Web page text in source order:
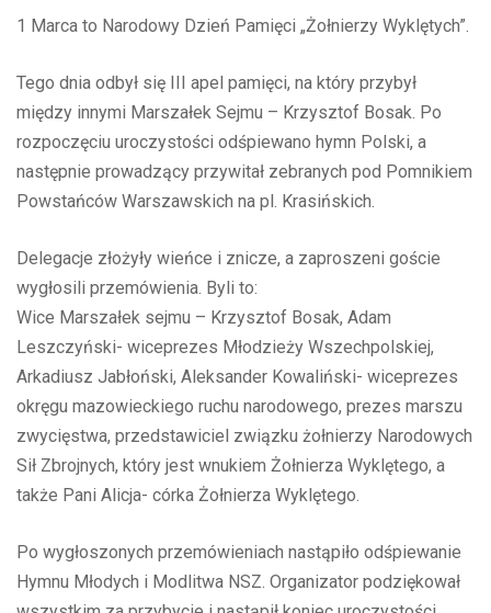
1 Marca to Narodowy Dzień Pamięci „Żołnierzy Wyklętych”.
Tego dnia odbył się III apel pamięci, na który przybył
między innymi Marszałek Sejmu – Krzysztof Bosak. Po
rozpoczęciu uroczystości odśpiewano hymn Polski, a
następnie prowadzący przywitał zebranych pod Pomnikiem
Powstańców Warszawskich na pl. Krasińskich.
Delegacje złożyły wieńce i znicze, a zaproszeni goście
wygłosili przemówienia. Byli to:
Wice Marszałek sejmu – Krzysztof Bosak, Adam
Leszczyński- wiceprezes Młodzieży Wszechpolskiej,
Arkadiusz Jabłoński, Aleksander Kowaliński- wiceprezes
okręgu mazowieckiego ruchu narodowego, prezes marszu
zwycięstwa, przedstawiciel związku żołnierzy Narodowych
Sił Zbrojnych, który jest wnukiem Żołnierza Wyklętego, a
także Pani Alicja- córka Żołnierza Wyklętego.
Po wygłoszonych przemówieniach nastąpiło odśpiewanie
Hymnu Młodych i Modlitwa NSZ. Organizator podziękował